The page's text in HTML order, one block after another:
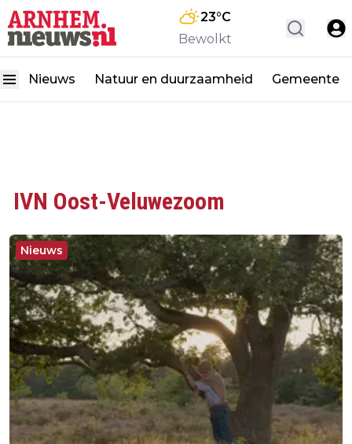
23°C
Bewolkt
Nieuws Natuur en duurzaamheid Gemeente
IVN Oost-Veluwezoom
Nieuws